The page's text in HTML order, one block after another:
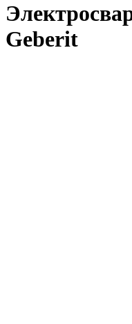
Geberit